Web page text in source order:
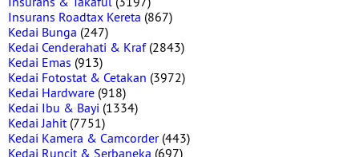
Insurans Roadtax Kereta (867)
Kedai Bunga (247)
Kedai Cenderahati & Kraf(2843)
Kedai Emas (913)
Kedai Fotostat & Cetakan (3972)
Kedai Hardware (918)
Kedai Ibu & Bayi (1334)
Kedai Jahit(7751)
Kedai Kamera & Camcorder(443)
Kedai Runcit & Serbaneka (697)